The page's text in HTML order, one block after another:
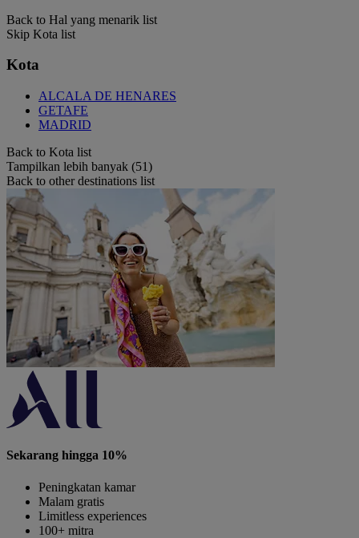
Back to Hal yang menarik list
Skip Kota list
Kota
ALCALA DE HENARES
GETAFE
MADRID
Back to Kota list
Tampilkan lebih banyak (51)
Back to other destinations list
Sekarang hingga 10%
Peningkatan kamar
Malam gratis
Limitless experiences
100+ mitra